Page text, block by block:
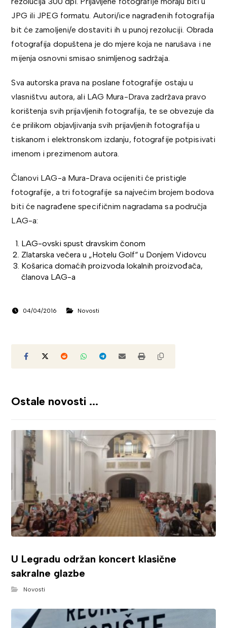
JPG ili JPEG formatu. Autori/ice nagrađenih fotografija
bit će zamoljeni/e dostaviti ih u punoj rezoluciji. Obrada
fotografija dopuštena je do mjere koja ne narušava i ne
mijenja osnovni smisao snimljenog sadržaja.
Sva autorska prava na poslane fotografije ostaju u
vlasništvu autora, ali LAG Mura-Drava zadržava pravo
korištenja svih prijavljenih fotografija, te se obvezuje da
će prilikom objavljivanja svih prijavljenih fotografija u
tiskanom i elektronskom izdanju, fotografije potpisivati
imenom i prezimenom autora.
Članovi LAG-a Mura-Drava ocijeniti će pristigle
fotografije, a tri fotografije sa najvećim brojem bodova
biti će nagrađene specifičnim nagradama sa područja
LAG-a:
LAG-ovski spust dravskim čonom
Zlatarska večera u „Hotelu Golf“ u Donjem Vidovcu
Košarica domaćih proizvoda lokalnih proizvođača,
članova LAG-a
04/04/2016 Novosti
Ostale novosti ...
U Legradu održan koncert klasične
sakralne glazbe
Novosti